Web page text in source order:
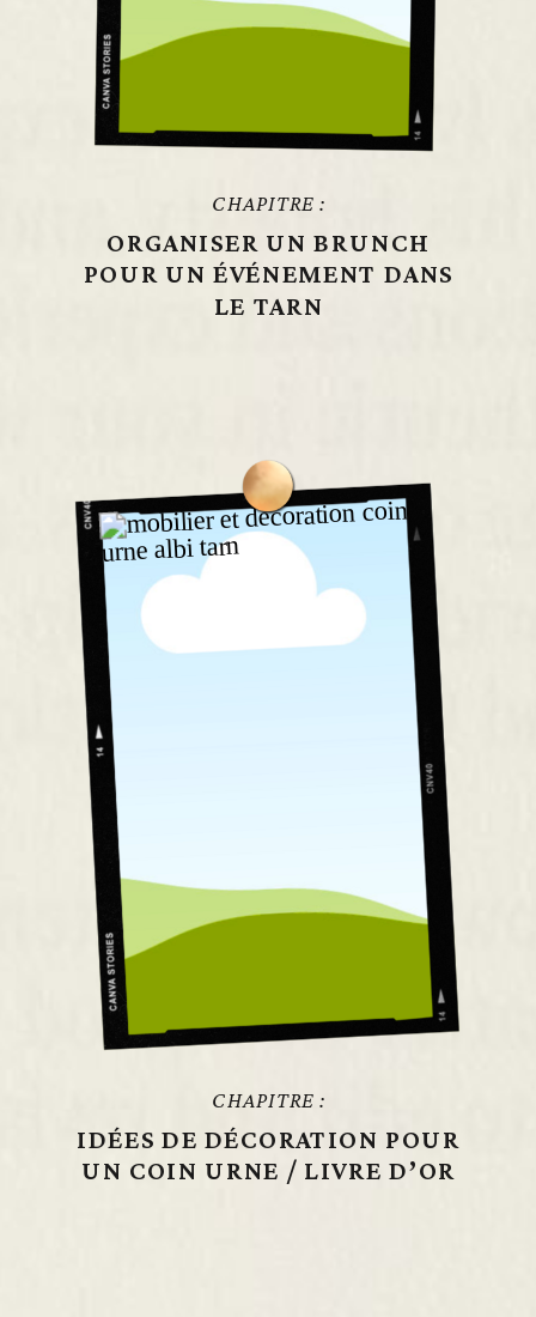
ORGANISER UN BRUNCH
POUR UN ÉVÉNEMENT DANS
LE TARN
CHAPITRE :
CHAPITRE :
IDÉES DE DÉCORATION POUR
UN COIN URNE / LIVRE D’OR